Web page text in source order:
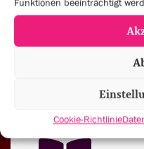
Cookie-Richtlinie
Leistungen